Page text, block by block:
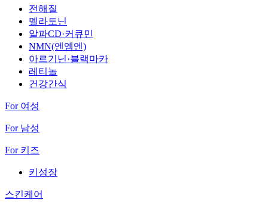
전해질
멜라토닌
알파CD·커큐민
NMN(엔엠엔)
아르기닌·블랙마카
레티놀
건강간식
For 여성
For 남성
For 키즈
키성장
스킨케어